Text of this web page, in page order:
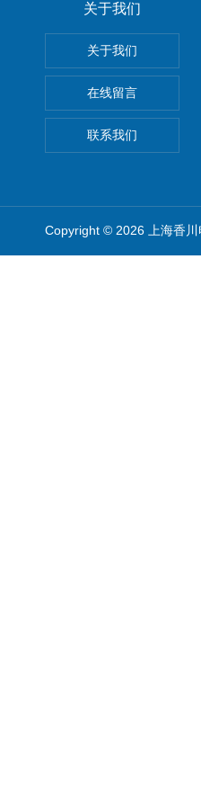
关于我们
关于我们
在线留言
联系我们
Copyright © 2026 上海香